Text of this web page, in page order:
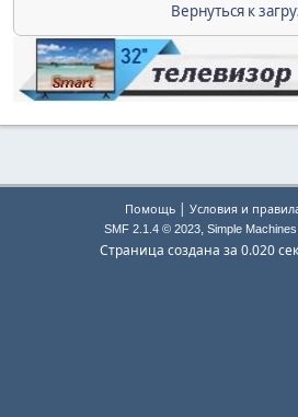
Вернуться к
Помощь | Условия и
SMF 2.1.4 © 2023, Simple Machines
Страница создана за 0.020